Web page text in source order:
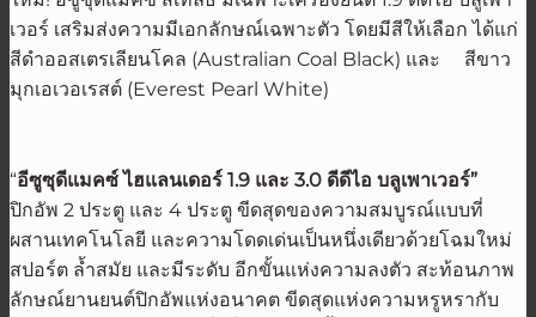
เวอร์ เสริมส่งความมีเอกลักษณ์เฉพาะตัว โดยมีสีให้เลือก ได้แก่
สีดำออสเตรเลียนโคล (Australian Coal Black) และ สีขาว
มุกเอเวอเรสต์ (Everest Pearl White)
“อีซูซุดีแมคซ์ ไฮแลนเดอร์ 1.9 และ 3.0 ดีดีไอ บลูเพาเวอร์”
ปิกอัพ 2 ประตู และ 4 ประตู ขีดสุดของความสมบูรณ์แบบที่
ผสานเทคโนโลยี และความโดดเด่นเป็นหนึ่งเดียวด้วยโฉมใหม่
สปอร์ต ล้ำสมัย และมีระดับ อีกขั้นแห่งความลงตัว สะท้อนภาพ
ลักษณ์ยานยนต์ปิกอัพแห่งอนาคต ขีดสุดแห่งความหรูหรากับ